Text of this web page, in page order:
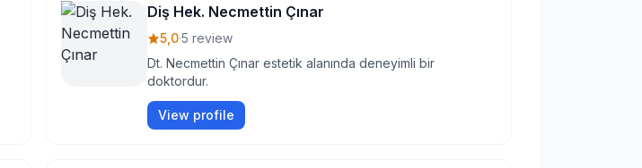
Diş Hek. Necmettin Çınar
5,0·5 review
Dt. Necmettin Çınar estetik alanında deneyimli bir
doktordur.
View profile